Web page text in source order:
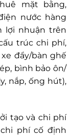
mặt bằng,
nước hàng
lợi nhuận trên
trúc chi phí,
đẩy/bàn ghế
bình bảo ôn/
nắp, ống hút),
tạo và chi phí
phí cố định